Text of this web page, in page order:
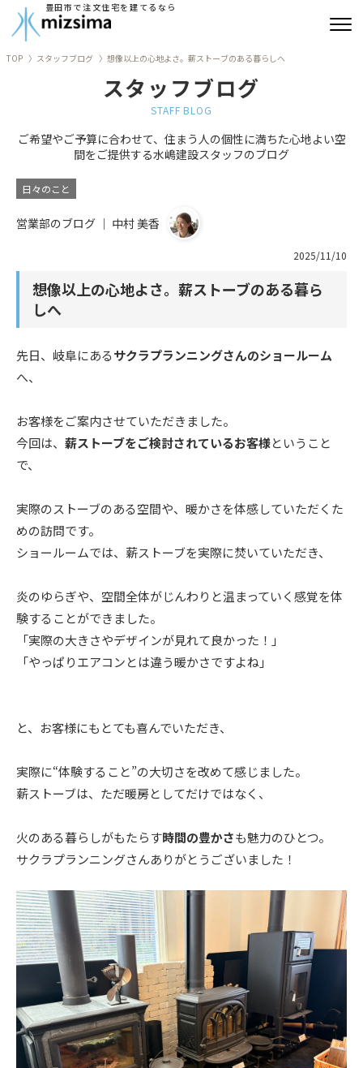
豊田市で注文住宅を建てるなら
リフォーム
古民家再生
建築実績
よくあるご質問
ブログ
ニュース
イベント情報
TOP スタッフブログ 想像以上の心地よさ。薪ストーブのある暮らしへ
スタッフブログ
STAFF BLOG
ご希望やご予算に合わせて、住まう人の個性に満ちた心地よい空
間をご提供する水嶋建設スタッフのブログ
日々のこと
営業部のブログ ｜ 中村 美香
2025/11/10
想像以上の心地よさ。薪ストーブのある暮ら
しへ
先日、岐阜にあるサクラプランニングさんのショールーム
へ、
お客様をご案内させていただきました。
今回は、 薪ストーブをご検討されているお客様ということ
で、
実際のストーブのある空間や、暖かさを体感していただくた
めの訪問です。
ショールームでは、薪ストーブを実際に焚いていただき、
炎のゆらぎや、空間全体がじんわりと温まっていく感覚を体
験することができました。
「実際の大きさやデザインが見れて良かった！」
「やっぱりエアコンとは違う暖かさですよね」
と、お客様にもとても喜んでいただき、
実際に“体験すること”の大切さを改めて感じました。
薪ストーブは、ただ暖房としてだけではなく、
火のある暮らしがもたらす時間の豊かさも魅力のひとつ。
サクラプランニングさんありがとうございました！